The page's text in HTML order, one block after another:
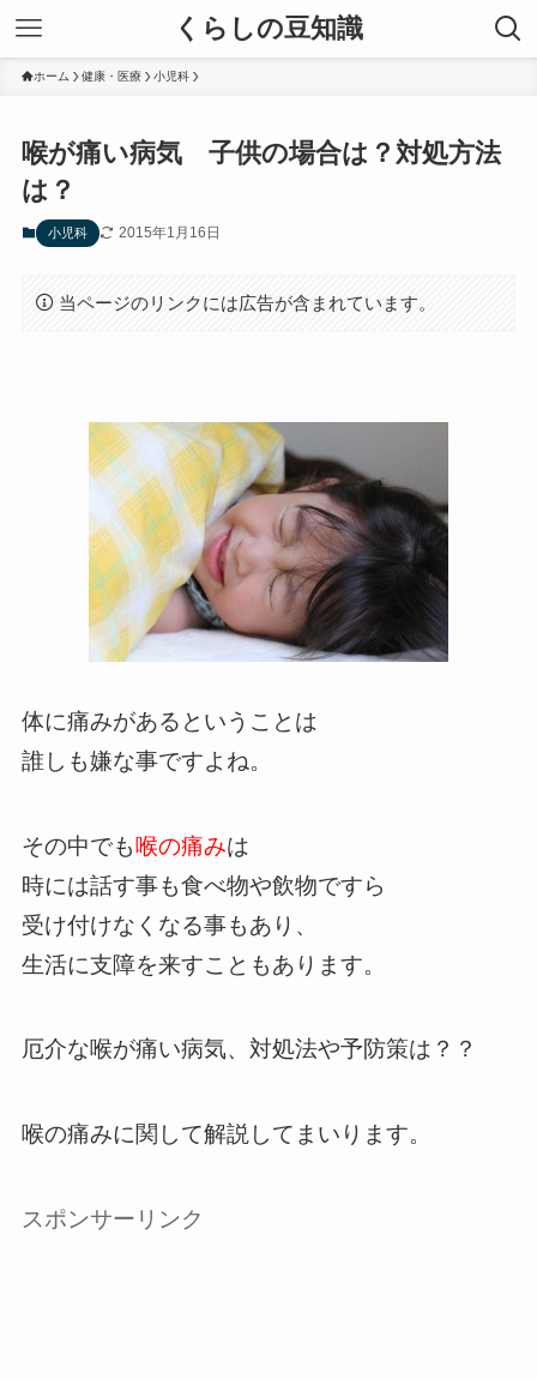
くらしの豆知識
ホーム 健康・医療 小児科
喉が痛い病気 子供の場合は？対処方法
は？
小児科 2015年1月16日
当ページのリンクには広告が含まれています。
体に痛みがあるということは
誰しも嫌な事ですよね。
その中でも喉の痛みは
時には話す事も食べ物や飲物ですら
受け付けなくなる事もあり、
生活に支障を来すこともあります。
厄介な喉が痛い病気、対処法や予防策は？？
喉の痛みに関して解説してまいります。
スポンサーリンク